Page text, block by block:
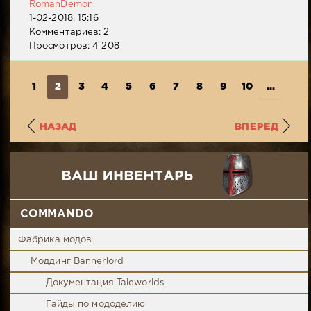
RomanDemon
1-02-2018, 15:16
Комментариев: 2
Просмотров: 4 208
1 2 3 4 5 6 7 8 9 10 ...
НАЗАД ВПЕРЕД
COMMANDO
Фабрика модов
Моддинг Bannerlord
Документация Taleworlds
Гайды по мододелию